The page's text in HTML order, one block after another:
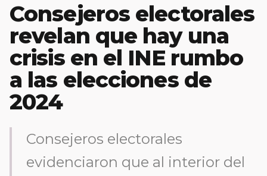
Consejeros electorales
revelan que hay una
crisis en el INE rumbo
a las elecciones de
2024
Consejeros electorales
evidenciaron que al interior del